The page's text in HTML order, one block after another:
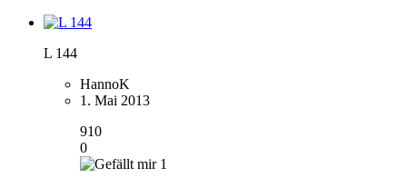
L 144
HannoK
1. Mai 2013
910
0
1